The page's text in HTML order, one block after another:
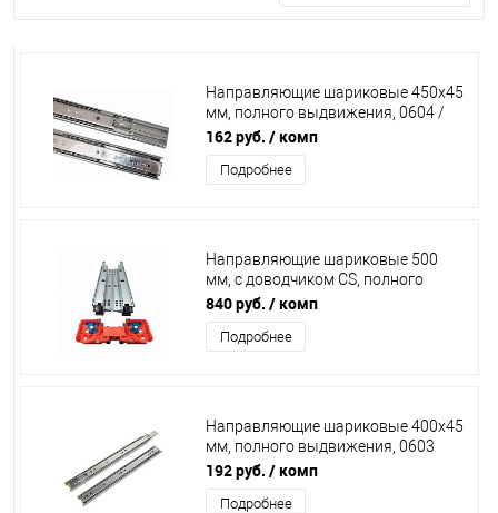
Направляющие шариковые 450х45
мм, полного выдвижения, 0604 /
11230 / 115572 /15/
162 руб. / комп
Подробнее
Направляющие шариковые 500
мм, с доводчиком CS, полного
выдвижения, скрытого типа Clip-
on, 115501
840 руб. / комп
Подробнее
Направляющие шариковые 400х45
мм, полного выдвижения, 0603
/15/
192 руб. / комп
Подробнее